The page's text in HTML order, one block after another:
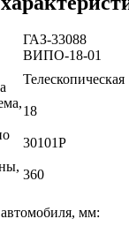
ГАЗ-33088
ВИПО-18-01
Телескопическая
18
30101P
360
мм: